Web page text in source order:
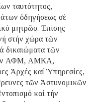
ταυτότητος,
ὁδηγήσεως σέ
μητρῶο. Ἐπίσης
στήν χώρα τῶν
δικαιώματα τῶν
ΑΦΜ, ΑΜΚΑ,
Ἀρχές καί Ὑπηρεσίες,
τῶν Ἀστυνομικῶν
καί τήν